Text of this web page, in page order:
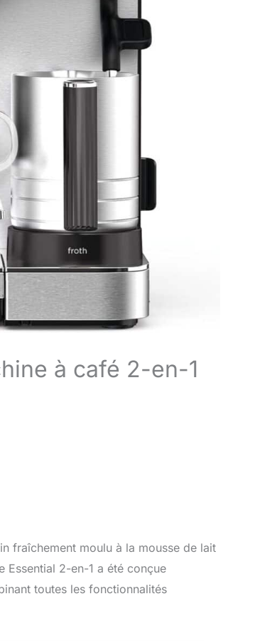
à café 2-en-1
fraîchement moulu à la mousse de lait
Essential 2-en-1 a été conçue
toutes les fonctionnalités